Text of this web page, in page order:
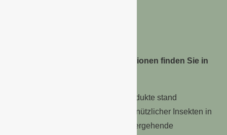
Den Stand mit den vielen Innovationen finden Sie in
Bei der Entwicklung dieser Neuprodukte stand
insbesondere der akute Rückgang nützlicher Insekten in
unseren Gärten und die damit einhergehende